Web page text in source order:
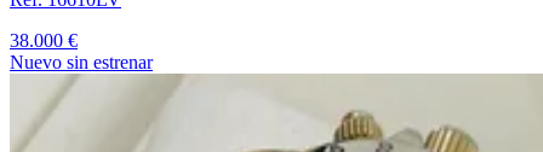
38.000 €
Nuevo sin estrenar